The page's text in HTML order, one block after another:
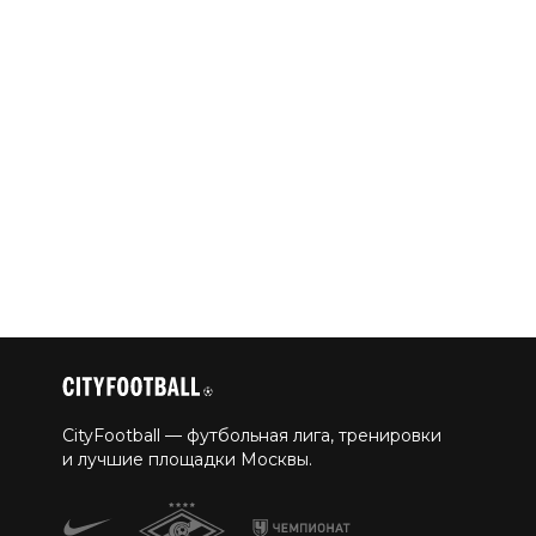
CityFootball — футбольная лига, тренировки
и лучшие площадки Москвы.